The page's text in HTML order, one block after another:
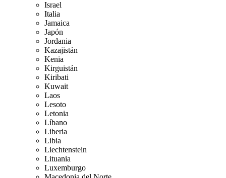
Israel
Italia
Jamaica
Japón
Jordania
Kazajistán
Kenia
Kirguistán
Kiribati
Kuwait
Laos
Lesoto
Letonia
Líbano
Liberia
Libia
Liechtenstein
Lituania
Luxemburgo